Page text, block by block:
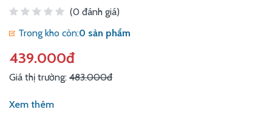
(0 đánh giá)
Trong kho còn:0 sản phẩm
439.000đ
Giá thị trường: 483.000đ
Xem thêm